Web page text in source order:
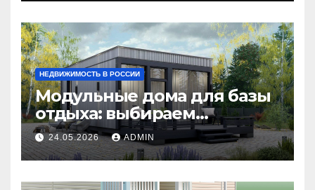
НЕДВИЖИМОСТЬ В РОССИИ
Модульные дома для базы
отдыха: выбираем
идеальное жилье для
гостей
24.05.2026 ADMIN